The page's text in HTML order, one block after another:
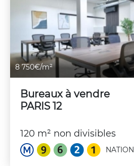
8 750€/m²
Bureaux à vendre
PARIS 12
120 m² non divisibles
NATION